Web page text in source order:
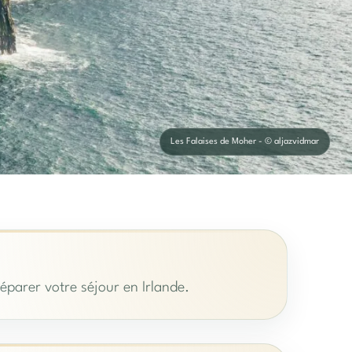
Les Falaises de Moher - © aljazvidmar
votre séjour en Irlande.